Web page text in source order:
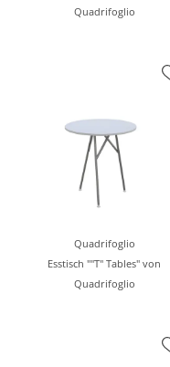
Quadrifoglio
Quadrifoglio
Esstisch ""T" Tables" von
Quadrifoglio